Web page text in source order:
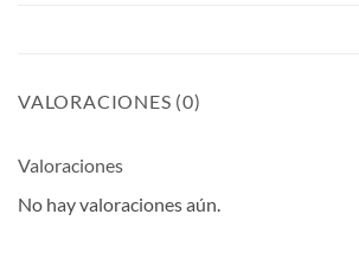
VALORACIONES (0)
Valoraciones
No hay valoraciones aún.